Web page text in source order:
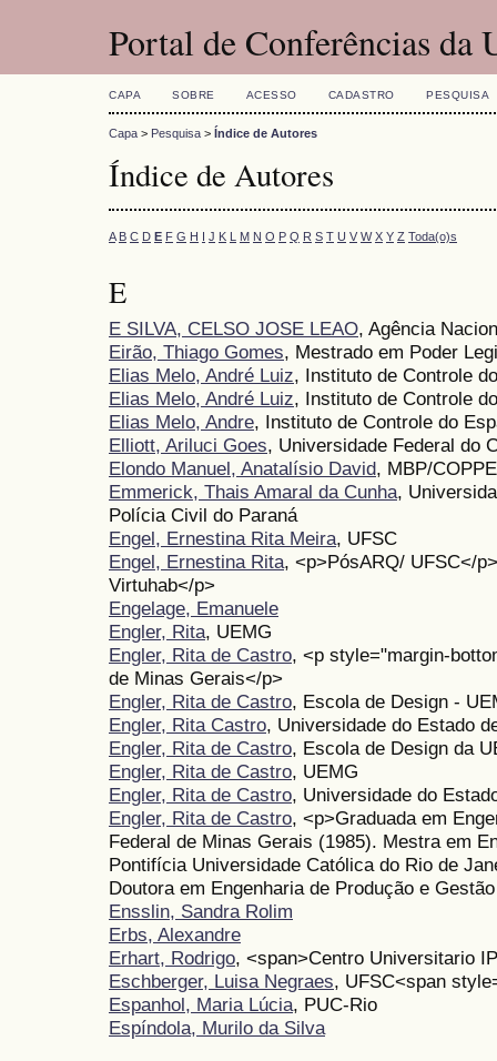
Portal de Conferências da
CAPA SOBRE ACESSO CADASTRO PESQUISA
Capa > Pesquisa > Índice de Autores
Índice de Autores
A B C D E F G H I J K L M N O P Q R S T U V W X Y Z Toda(o)s
E
E SILVA, CELSO JOSE LEAO, Agência
Eirão, Thiago Gomes, Mestrado em Poder
Elias Melo, André Luiz, Instituto de Controle
Elias Melo, André Luiz, Instituto de Controle
Elias Melo, Andre, Instituto de Controle do
Elliott, Ariluci Goes, Universidade Federal do
Elondo Manuel, Anatalísio David, MBP/
Emmerick, Thais Amaral da Cunha,
Polícia Civil do Paraná
Engel, Ernestina Rita Meira, UFSC
Engel, Ernestina Rita, <p>PósARQ/ UFSC</
Virtuhab</p>
Engelage, Emanuele
Engler, Rita, UEMG
Engler, Rita de Castro, <p style="margin-
de Minas Gerais</p>
Engler, Rita de Castro, Escola de Design -
Engler, Rita Castro, Universidade do Estado
Engler, Rita de Castro, Escola de Design da
Engler, Rita de Castro, UEMG
Engler, Rita de Castro, Universidade do
Engler, Rita de Castro, <p>Graduada em
Federal de Minas Gerais (1985). Mestra em
Pontifícia Universidade Católica do Rio de
Doutora em Engenharia de Produção e
Ensslin, Sandra Rolim
Erbs, Alexandre
Erhart, Rodrigo, <span>Centro Universitario
Eschberger, Luisa Negraes, UFSC<span
Espanhol, Maria Lúcia, PUC-Rio
Espíndola, Murilo da Silva